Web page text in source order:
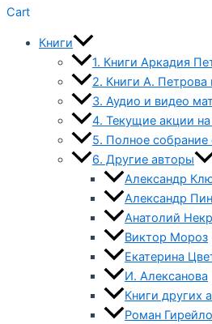
Cart
Книги
1. Книги Аркадия
2. Книги А. Петрова
3. Аудио и видео
4. Текущие акции на
5. Полное собрание
6. Другие авторы
Александр
Александр
Анатолий
Виктор Мороз
Екатерина
И. Алексанова
Книги других
Роман Гирейло